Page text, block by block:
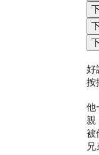
好
按
他
親
被